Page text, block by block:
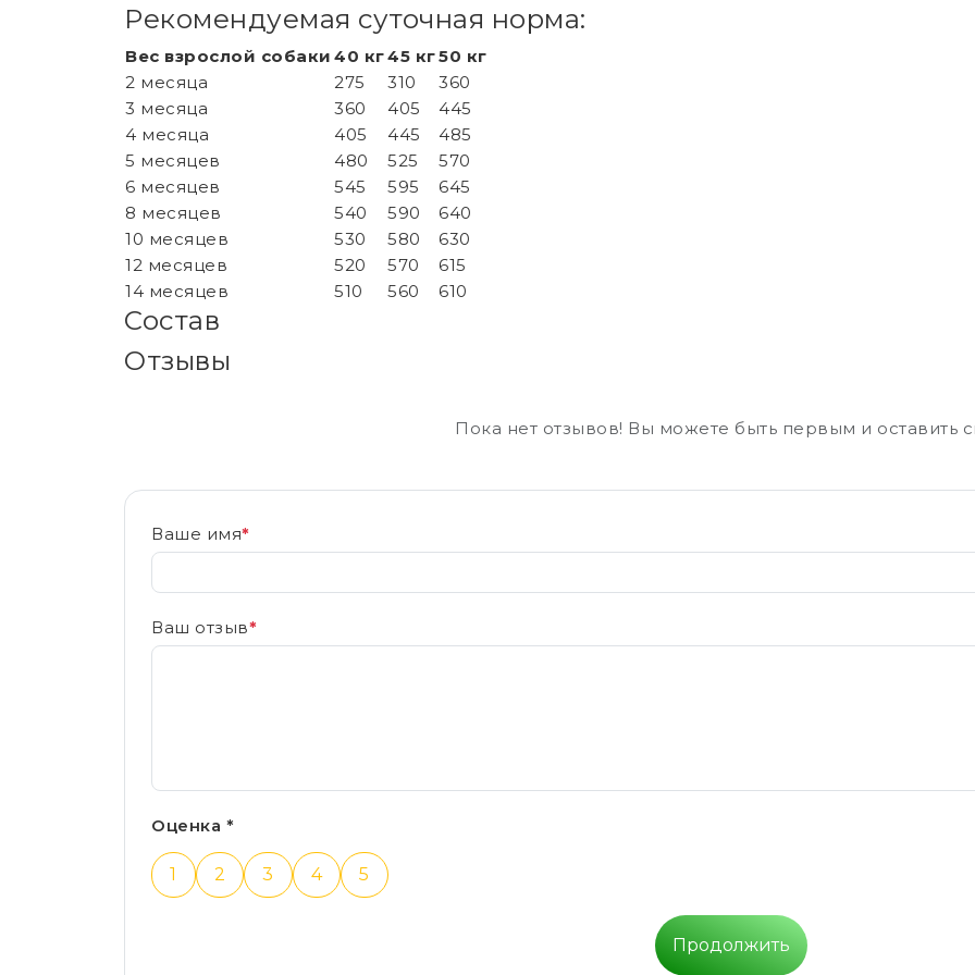
Рекомендуемая суточная норма:
Вес взрослой собаки 40 кг45 кг50 кг
2 месяца
275 310
360
3 месяца
360 405
445
4 месяца
405 445
485
5 месяцев
480 525
570
6 месяцев
545 595
645
8 месяцев
540 590
640
10 месяцев
530 580
630
12 месяцев
520 570
615
14 месяцев
510 560 610
Состав
Отзывы
Пока нет отзывов! Вы можете быть первым и оставить
Ваше имя*
Ваш отзыв*
Оценка *
1 2 3 4 5
Продолжить